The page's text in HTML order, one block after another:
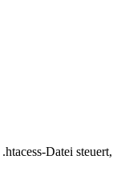
.htacess-Datei steuert,